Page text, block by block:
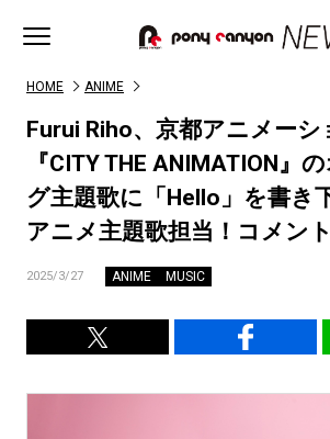
HOME ANIME
Furui Riho、京都アニメーシ
『CITY THE ANIMATION』
グ主題歌に「Hello」を書き
アニメ主題歌担当！コメン
2025/3/27 ANIME MUSIC